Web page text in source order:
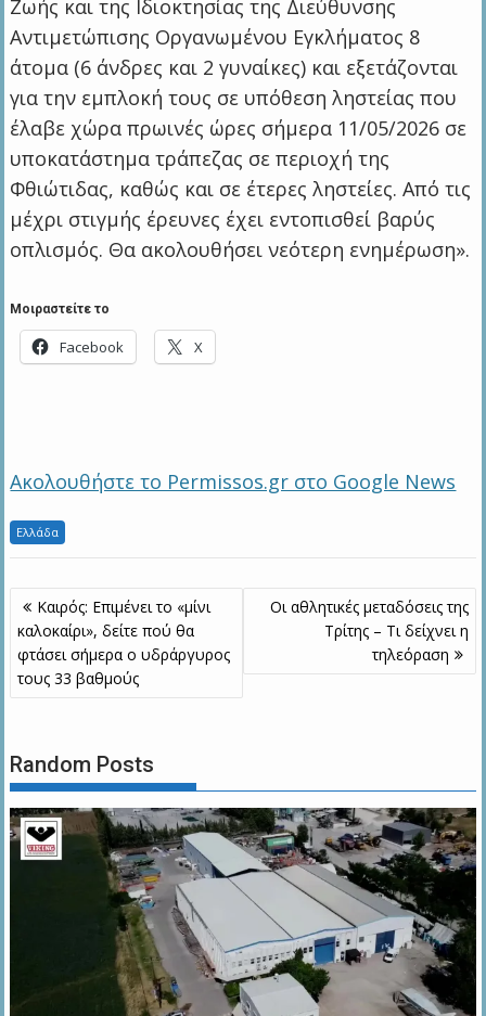
Ζωής και της Ιδιοκτησίας της Διεύθυνσης
Αντιμετώπισης Οργανωμένου Εγκλήματος 8
άτομα (6 άνδρες και 2 γυναίκες) και εξετάζονται
για την εμπλοκή τους σε υπόθεση ληστείας που
έλαβε χώρα πρωινές ώρες σήμερα 11/05/2026 σε
υποκατάστημα τράπεζας σε περιοχή της
Φθιώτιδας, καθώς και σε έτερες ληστείες. Από τις
μέχρι στιγμής έρευνες έχει εντοπισθεί βαρύς
οπλισμός. Θα ακολουθήσει νεότερη ενημέρωση».
Μοιραστείτε το
Facebook X
Ακολουθήστε το Permissos.gr στο Google News
Ελλάδα
Πλοήγηση
άρθρων
Καιρός: Επιμένει το «μίνι
καλοκαίρι», δείτε πού θα
φτάσει σήμερα ο υδράργυρος
τους 33 βαθμούς
Οι αθλητικές μεταδόσεις της
Τρίτης – Τι δείχνει η
τηλεόραση
Random Posts